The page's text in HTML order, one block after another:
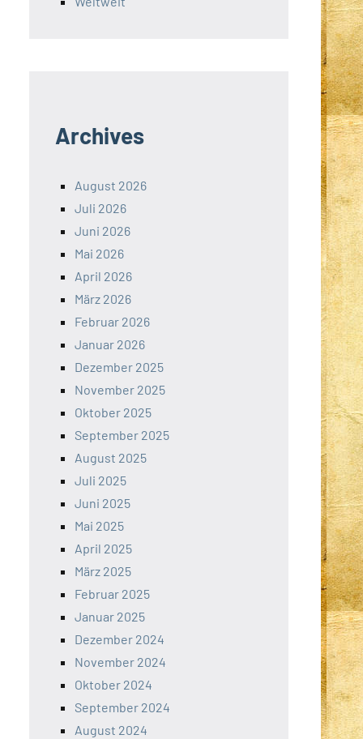
Archives
August 2026
Juli 2026
Juni 2026
Mai 2026
April 2026
März 2026
Februar 2026
Januar 2026
Dezember 2025
November 2025
Oktober 2025
September 2025
August 2025
Juli 2025
Juni 2025
Mai 2025
April 2025
März 2025
Februar 2025
Januar 2025
Dezember 2024
November 2024
Oktober 2024
September 2024
August 2024